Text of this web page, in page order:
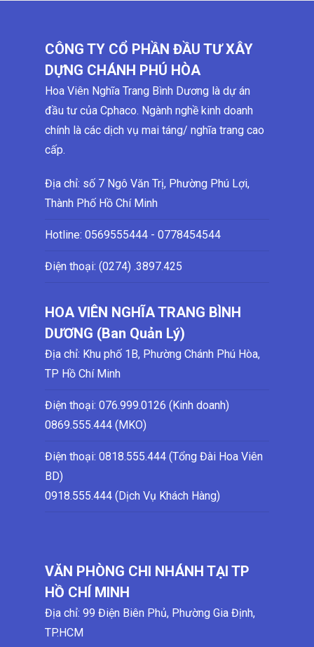
CÔNG TY CỔ PHẦN ĐẦU TƯ XÂY
DỰNG CHÁNH PHÚ HÒA
Hoa Viên Nghĩa Trang Bình Dương là dự án
đầu tư của Cphaco. Ngành nghề kinh doanh
chính là các dịch vụ mai táng/ nghĩa trang cao
cấp.
Địa chỉ: số 7 Ngô Văn Trị, Phường Phú Lợi,
Thành Phố Hồ Chí Minh
Hotline: 0569555444 - 0778454544
Điện thoại: (0274) .3897.425
HOA VIÊN NGHĨA TRANG BÌNH
DƯƠNG (Ban Quản Lý)
Địa chỉ: Khu phố 1B, Phường Chánh Phú Hòa,
TP Hồ Chí Minh
Điện thoại: 076.999.0126 (Kinh doanh)
0869.555.444 (MKO)
Điện thoại: 0818.555.444 (Tổng Đài Hoa Viên
BD)
0918.555.444 (Dịch Vụ Khách Hàng)
VĂN PHÒNG CHI NHÁNH TẠI TP
HỒ CHÍ MINH
Địa chỉ: 99 Điện Biên Phủ, Phường Gia Định,
TP.HCM